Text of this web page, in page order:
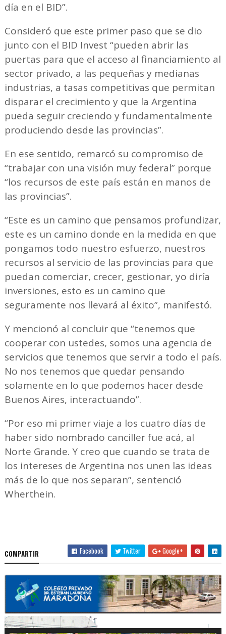
día en el BID”.
Consideró que este primer paso que se dio
junto con el BID Invest “pueden abrir las
puertas para que el acceso al financiamiento al
sector privado, a las pequeñas y medianas
industrias, a tasas competitivas que permitan
disparar el crecimiento y que la Argentina
pueda seguir creciendo y fundamentalmente
produciendo desde las provincias”.
En ese sentido, remarcó su compromiso de
“trabajar con una visión muy federal” porque
“los recursos de este país están en manos de
las provincias”.
“Este es un camino que pensamos profundizar,
este es un camino donde en la medida en que
pongamos todo nuestro esfuerzo, nuestros
recursos al servicio de las provincias para que
puedan comerciar, crecer, gestionar, yo diría
inversiones, esto es un camino que
seguramente nos llevará al éxito”, manifestó.
Y mencionó al concluir que “tenemos que
cooperar con ustedes, somos una agencia de
servicios que tenemos que servir a todo el país.
No nos tenemos que quedar pensando
solamente en lo que podemos hacer desde
Buenos Aires, interactuando”.
“Por eso mi primer viaje a los cuatro días de
haber sido nombrado canciller fue acá, al
Norte Grande. Y creo que cuando se trata de
los intereses de Argentina nos unen las ideas
más de lo que nos separan”, sentenció
Wherthein.
COMPARTIR Facebook Twitter Google+